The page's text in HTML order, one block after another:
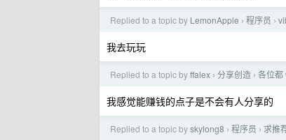
Replied to a topic by LemonApple › 程序员 ›
我去玩玩
Replied to a topic byffalex › 分享创造 › 各位都
我感觉能赚钱的点子是不会有人分享的
Replied to a topic byskylong8 › 程序员 › 求推